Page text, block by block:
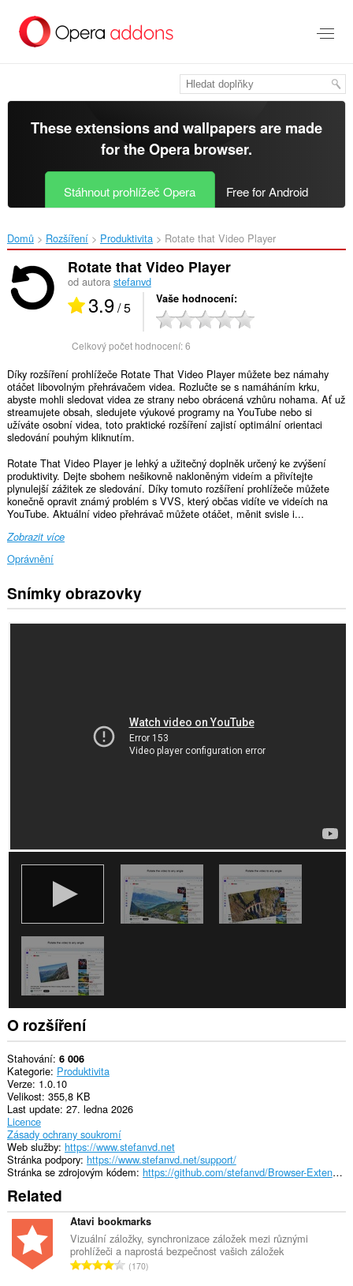
přímo
These extensions and wallpapers are made
for theOpera browser.
Stáhnout prohlížeč Opera Free for Android
Domů Rozšíření Produktivita Rotate that Video Player‎
Rotate that Video Player
od autora stefanvd
3.9/ 5 Vaše hodnocení
Celkový počet hodnocení:6
Díky rozšíření prohlížeče Rotate That Video Player můžete bez námahy
otáčet libovolným přehrávačem videa. Rozlučte se s namáháním krku,
abyste mohli sledovat videa ze strany nebo obrácená vzhůru nohama. Ať už
streamujete obsah, sledujete výukové programy na YouTube nebo si
užíváte osobní videa, toto praktické rozšíření zajistí optimální orientaci
sledování pouhým kliknutím.
Rotate That Video Player je lehký a užitečný doplněk určený ke zvýšení
produktivity. Dejte sbohem nešikovně nakloněným videím a přivítejte
plynulejší zážitek ze sledování. Díky tomuto rozšíření prohlížeče můžete
konečně opravit známý problém s VVS, který občas vidíte ve videích na
YouTube. Aktuální video přehrávač můžete otáčet, měnit svisle i...
Zobrazit více
Oprávnění
Toto
rozšíření
Snímky obrazovky
O rozšíření
Stahování 6 006
Kategorie Produktivita
Verze 1.0.10
Velikost 355,8 KB
Last update 27. ledna 2026
Licence
Zásady ochrany soukromí
Web služby https://www.stefanvd.net
Stránka podpory https://www.stefanvd.net/support/
Stránka se zdrojovým kódem
https://github.com/stefanvd/Browser-Extensions/
Related
Atavi bookmarks
Vizuální záložky, synchronizace záložek mezi různými
prohlížeči a naprostá bezpečnost vašich záložek
C170